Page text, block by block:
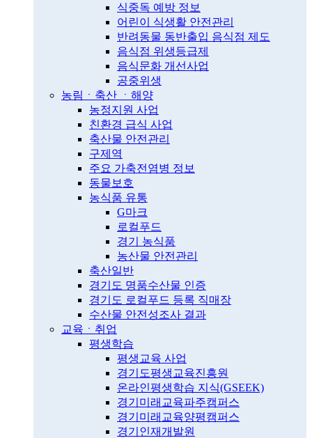
식중독 예방 정보
어린이 식생활 안전관리
반려동물 동반출입 음식점 제도
음식점 위생등급제
음식문화 개선사업
공중위생
농림ㆍ축산 ㆍ해양
농정지원 사업
친환경 급식 사업
축산물 안전관리
구제역
주요 가축전염병 정보
동물보호
농식품 유통
G마크
로컬푸드
경기 농식품
농산물 안전관리
축산일반
경기도 명품수산물 인증
경기도 로컬푸드 등록 직매장
수산물 안전성조사 결과
교육ㆍ취업
평생학습
평생교육 사업
경기도평생교육진흥원
온라인평생학습 지식(GSEEK)
경기미래교육파주캠퍼스
경기미래교육양평캠퍼스
경기인재개발원